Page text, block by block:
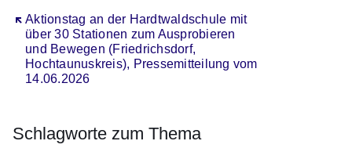
Aktionstag an der Hardtwaldschule mit
über 30 Stationen zum Ausprobieren
und Bewegen (Friedrichsdorf,
Hochtaunuskreis), Pressemitteilung vom
14.06.2026
Öffnet sich in einem neuen Fenster
Schlagworte zum Thema